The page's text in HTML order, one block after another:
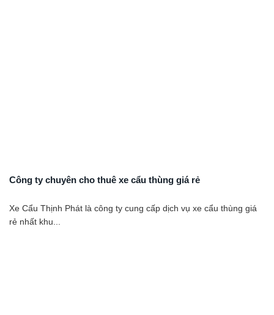
Công ty chuyên cho thuê xe cẩu thùng giá rẻ
Xe Cẩu Thịnh Phát là công ty cung cấp dịch vụ xe cẩu thùng giá
rẻ nhất khu...